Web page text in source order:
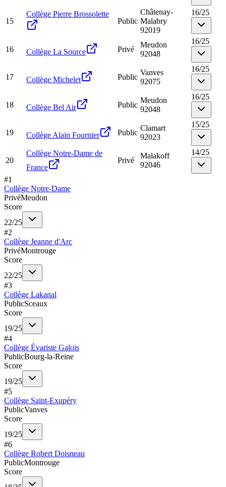
15
Collège Pierre Brossolette
Public
Châtenay-
Malabry
92019
16/25
16 Collège La Source Privé
Meudon
92048
16/25
17 Collège Michelet Public
Vanves
92075
16/25
18 Collège Bel Air Public
Meudon
92048
16/25
19 Collège Alain Fournier Public
Clamart
92023
15/25
20
Collège Notre-Dame de
France
Privé
Malakoff
92046
14/25
#1
Collège Notre-Dame
PrivéMeudon
Score
22/25
#2
Collège Jeanne d'Arc
PrivéMontrouge
Score
22/25
#3
Collège Lakanal
PublicSceaux
Score
19/25
#4
Collège Évariste Galois
PublicBourg-la-Reine
Score
19/25
#5
Collège Saint-Exupéry
PublicVanves
Score
19/25
#6
Collège Robert Doisneau
PublicMontrouge
Score